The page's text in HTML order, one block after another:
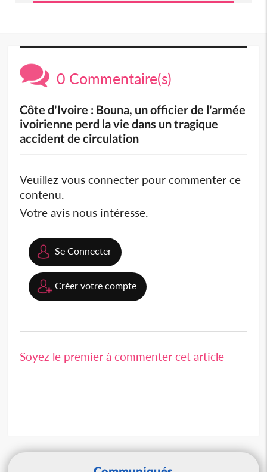
0 Commentaire(s)
Côte d'Ivoire : Bouna, un officier de l'armée
ivoirienne perd la vie dans un tragique
accident de circulation
Veuillez vous connecter pour commenter ce
contenu.
Votre avis nous intéresse.
Se Connecter
Créer votre compte
Soyez le premier à commenter cet article